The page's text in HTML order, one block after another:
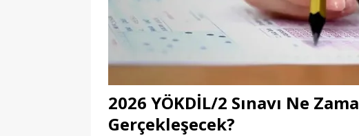
2026 YÖKDİL/2 Sınavı Ne
Gerçekleşecek?